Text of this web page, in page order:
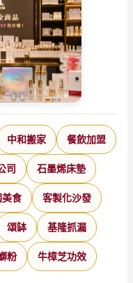
中和搬家 餐飲加盟
司 石墨烯床墊
美食 客製化沙發
頌缽 基隆抓漏
粉 牛樟芝功效